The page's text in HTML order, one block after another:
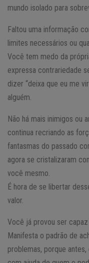
mundo isolado para
Faltou uma informação
limites necessários ou
Você tem medo da
expressa contrariedade
dizer “deixa que eu me
alguém.
Não há mais inimigos ou
continua recriando as
fantasmas do passado
agora se cristalizaram
você mesmo.
É hora de se libertar
valor.
Você já provou ser
Manifesta o padrão de
problemas, porque